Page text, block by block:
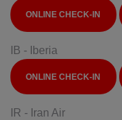
ONLINE CHECK-IN
IB - Iberia
ONLINE CHECK-IN
IR - Iran Air